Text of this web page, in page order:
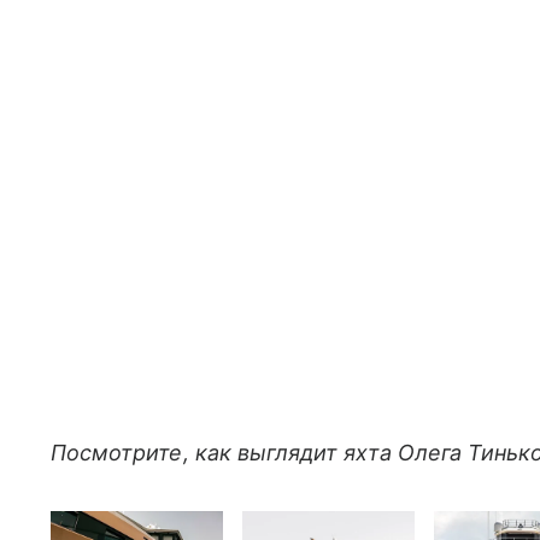
Посмотрите, как выглядит яхта Олега